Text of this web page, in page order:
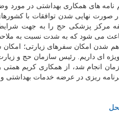
نامه های همکاری بهداشتی در مورد
صورت نهایی شدن توافقات با
مرکز پزشکی حج را به جهت
باعث می شود که به شدت نسبت به
شدن امکان سفرهای زیارتی؛ امکان
ای داریم. رئیس سازمان حج و
انجام شد، از همکاری کریم
ریزی در عرضه خدمات بهداشتی و